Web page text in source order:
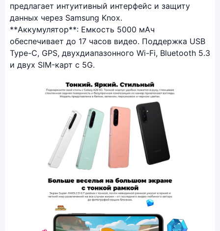
предлагает интуитивный интерфейс и защиту
данных через Samsung Knox.
**Аккумулятор**: Емкость 5000 мАч
обеспечивает до 17 часов видео. Поддержка USB
Type-C, GPS, двухдиапазонного Wi-Fi, Bluetooth 5.3
и двух SIM-карт с 5G.